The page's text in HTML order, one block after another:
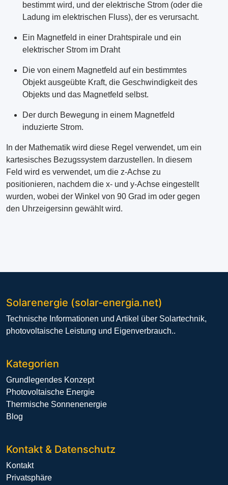
bestimmt wird, und der elektrische Strom (oder die
Ladung im elektrischen Fluss), der es verursacht.
Ein Magnetfeld in einer Drahtspirale und ein
elektrischer Strom im Draht
Die von einem Magnetfeld auf ein bestimmtes
Objekt ausgeübte Kraft, die Geschwindigkeit des
Objekts und das Magnetfeld selbst.
Der durch Bewegung in einem Magnetfeld
induzierte Strom.
In der Mathematik wird diese Regel verwendet, um ein
kartesisches Bezugssystem darzustellen. In diesem
Feld wird es verwendet, um die z-Achse zu
positionieren, nachdem die x- und y-Achse eingestellt
wurden, wobei der Winkel von 90 Grad im oder gegen
den Uhrzeigersinn gewählt wird.
Solarenergie (solar-energia.net)
Technische Informationen und Artikel über Solartechnik,
photovoltaische Leistung und Eigenverbrauch..
Kategorien
Grundlegendes Konzept
Photovoltaische Energie
Thermische Sonnenenergie
Blog
Kontakt & Datenschutz
Kontakt
Privatsphäre